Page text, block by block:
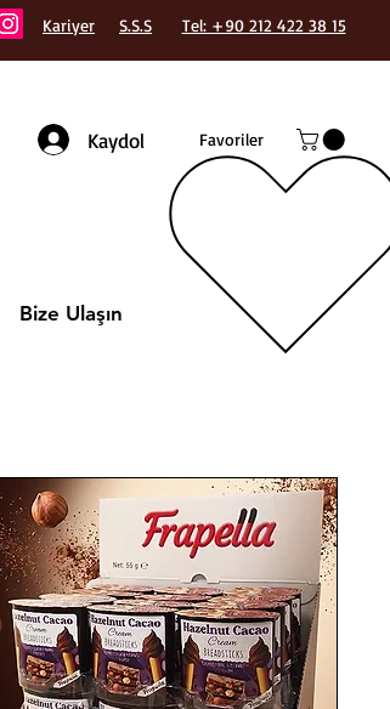
Kariyer S.S.S Tel: +90 212 422 38 15
Kaydol Favoriler
Bize Ulaşın